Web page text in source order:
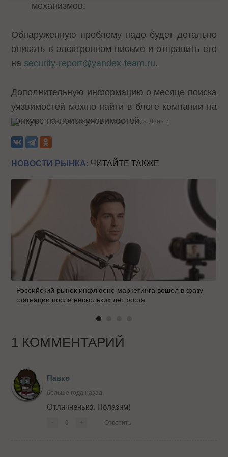
механизмов.
Обнаруженную проблему надо будет детально
описать в электронном письме и отправить его
на security-report@yandex-team.ru.
Дополнительную информацию о месяце поиска
уязвимостей можно найти в блоге компании на
конкурс на поиск уязвимостей.
Теги: Яндекс Конкурсы Безопасность Деньги
НОВОСТИ РЫНКА: ЧИТАЙТЕ ТАКЖЕ
Российский рынок инфлюенс-маркетинга вошел в фазу
стагнации после нескольких лет роста
1 КОММЕНТАРИЙ
Павко
больше года назад
Отличненько. Полазим)
0 Ответить